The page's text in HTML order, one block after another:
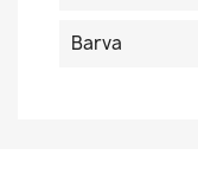
Barva